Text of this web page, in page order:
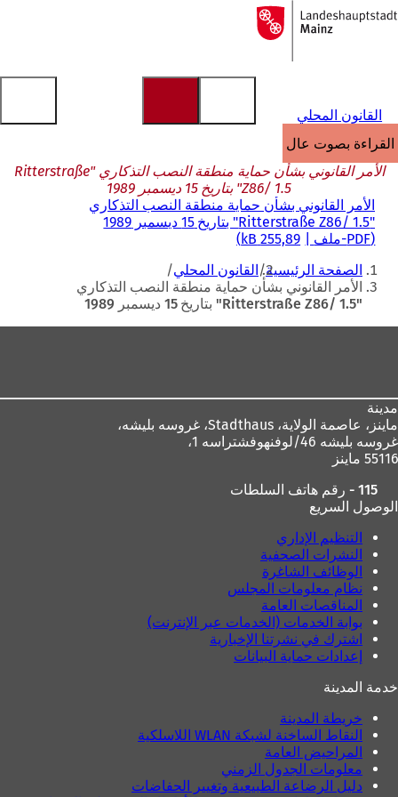
الانتقال إلى المحتوى
إلى
الصفحة
القانون المحلي
القراءة بصوت عالٍ
الأمر القانوني بشأن حماية منطقة النصب التذكاري "Ritterstraße
Z86/ 1.5" بتاريخ 15 ديسمبر 1989
الأمر القانوني بشأن حماية منطقة النصب التذكاري
"Ritterstraße Z86/ 1.5" بتاريخ 15 ديسمبر 1989
PDF-ملف 255,89 kB
أنت
هنا
الصفحة الرئيسية القانون المحلي
الأمر القانوني بشأن حماية منطقة النصب التذكاري
"Ritterstraße Z86/ 1.5" بتاريخ 15 ديسمبر 1989
مدينة
ماينز، عاصمة الولاية،
غروسه بليشه 46/لوفنهوفشتراسه 1،
55116 ماينز
115 - رقم هاتف السلطات
الوصول السريع
التنظيم الإداري
النشرات الصحفية
الوظائف الشاغرة
نظام معلومات المجلس
المناقصات العامة
بوابة الخدمات (الخدمات عبر الإنترنت)
اشترك في نشرتنا الإخبارية
إعدادات حماية البيانات
خدمة المدينة
خريطة المدينة
النقاط الساخنة لشبكة WLAN اللاسلكية
المراحيض العامة
معلومات الجدول الزمني
دليل الرضاعة الطبيعية وتغيير الحفاضات